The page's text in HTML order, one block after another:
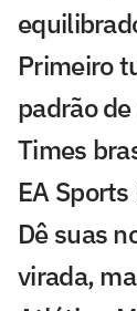
Primeiro
padrão
Times
EA
Dê suas
virada,